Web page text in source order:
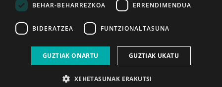
2026ko eka. 1a 2026ko mar. 1a
BEHAR-BEHARREZKOA ERRENDIMENDUA
BIDERATZEA FUNTZIONALTASUNA
GUZTIAK ONARTU GUZTIAK UKATU
XEHETASUNAK ERAKUTSI